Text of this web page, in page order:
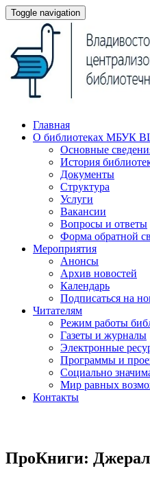
Toggle navigation
Главная
О библиотеках МБУК
Основные
История
Документы
Структура
Услуги
Вакансии
Вопросы и ответы
Форма обратной
Мероприятия
Анонсы
Архив новостей
Календарь
Подписаться на
Читателям
Режим работы
Газеты и журналы
Электронные
Программы и
Социально
Мир равных
Контакты
ПроКниги: